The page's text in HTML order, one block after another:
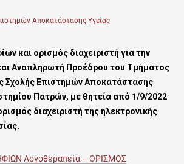
Αποκατάστασης Υγείας
και ορισμός διαχειριστή για την
Αναπληρωτή Προέδρου του Τμήματος
Σχολής Επιστημών Αποκατάστασης
Πατρών, με θητεία από 1/9/2022
διαχειριστή της ηλεκτρονικής
Λογοθεραπεία – ΟΡΙΣΜΟΣ